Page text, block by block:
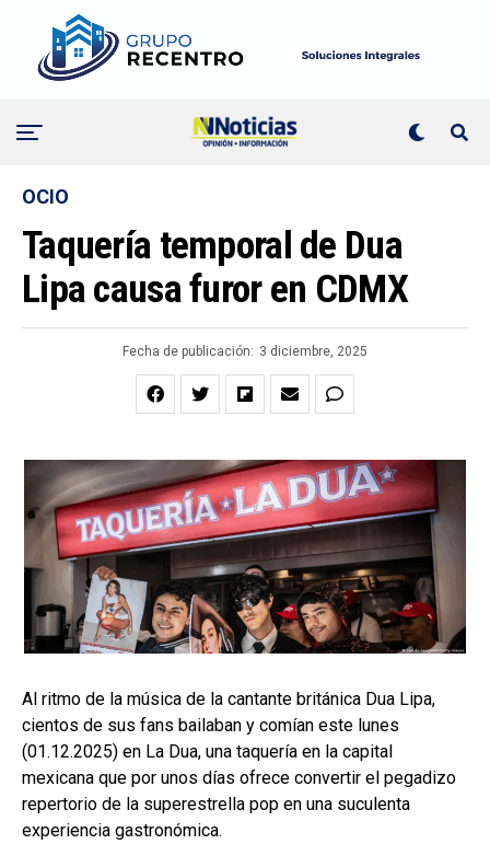
OCIO
Taquería temporal de Dua
Lipa causa furor en CDMX
Fecha de publicación: 3 diciembre, 2025
Al ritmo de la música de la cantante británica Dua Lipa,
cientos de sus fans bailaban y comían este lunes
(01.12.2025) en La Dua, una taquería en la capital
mexicana que por unos días ofrece convertir el pegadizo
repertorio de la superestrella pop en una suculenta
experiencia gastronómica.